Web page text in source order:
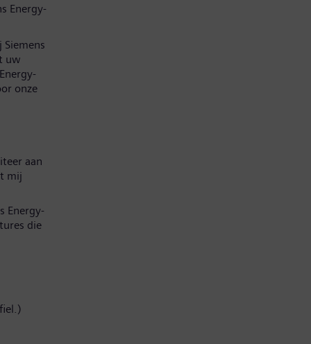
Energy-
uw
onze
aan
mij
Energy-
die